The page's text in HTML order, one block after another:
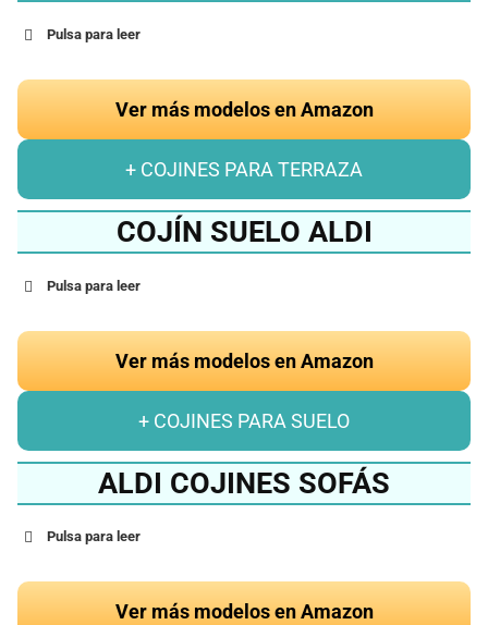
Pulsa para leer
Ver más modelos en Amazon
+ COJINES PARA TERRAZA
COJÍN SUELO ALDI
Pulsa para leer
Ver más modelos en Amazon
+ COJINES PARA SUELO
ALDI COJINES SOFÁS
Pulsa para leer
Ver más modelos en Amazon